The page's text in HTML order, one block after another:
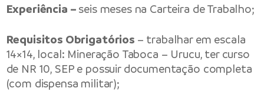
Experiência – seis meses na Carteira de Trabalho;
Requisitos Obrigatórios – trabalhar em escala
14×14, local: Mineração Taboca – Urucu, ter curso
de NR 10, SEP e possuir documentação completa
(com dispensa militar);